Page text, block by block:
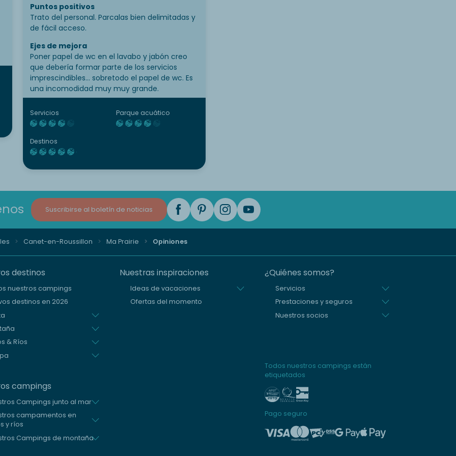
Puntos positivos
Trato del personal. Parcalas bien delimitadas y
de fácil acceso.
Ejes de mejora
Poner papel de wc en el lavabo y jabón creo
que debería formar parte de los servicios
imprescindibles... sobretodo el papel de wc. Es
una incomodidad muy muy grande.
Servicios Parque acuático
Destinos
Suscribirse al boletín de noticias
Canet-en-Roussillon Ma Prairie Opiniones
destinos
nuestros campings
destinos en 2026
& Ríos
campings
Campings junto al mar
campamentos en
y ríos
Campings de montaña
Nuestras inspiraciones
Ideas de vacaciones
Ofertas del momento
¿Quiénes somos?
Servicios
Prestaciones y seguros
Nuestros socios
Todos nuestros campings están
etiquetados
Pago seguro